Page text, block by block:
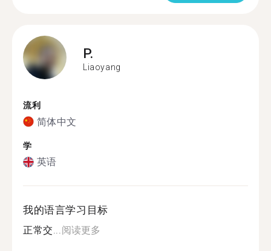
P.
Liaoyang
流利
简体中文
学
英语
我的语言学习目标
正常交...阅读更多